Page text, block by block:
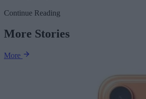
Continue Reading
More Stories
More